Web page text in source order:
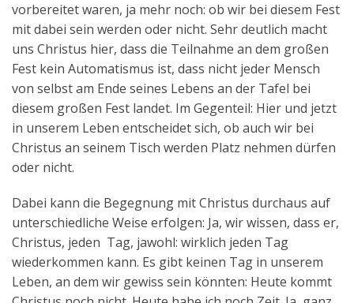
vorbereitet waren, ja mehr noch: ob wir bei diesem Fest
mit dabei sein werden oder nicht. Sehr deutlich macht
uns Christus hier, dass die Teilnahme an dem großen
Fest kein Automatismus ist, dass nicht jeder Mensch
von selbst am Ende seines Lebens an der Tafel bei
diesem großen Fest landet. Im Gegenteil: Hier und jetzt
in unserem Leben entscheidet sich, ob auch wir bei
Christus an seinem Tisch werden Platz nehmen dürfen
oder nicht.
Dabei kann die Begegnung mit Christus durchaus auf
unterschiedliche Weise erfolgen: Ja, wir wissen, dass er,
Christus, jeden Tag, jawohl: wirklich jeden Tag
wiederkommen kann. Es gibt keinen Tag in unserem
Leben, an dem wir gewiss sein könnten: Heute kommt